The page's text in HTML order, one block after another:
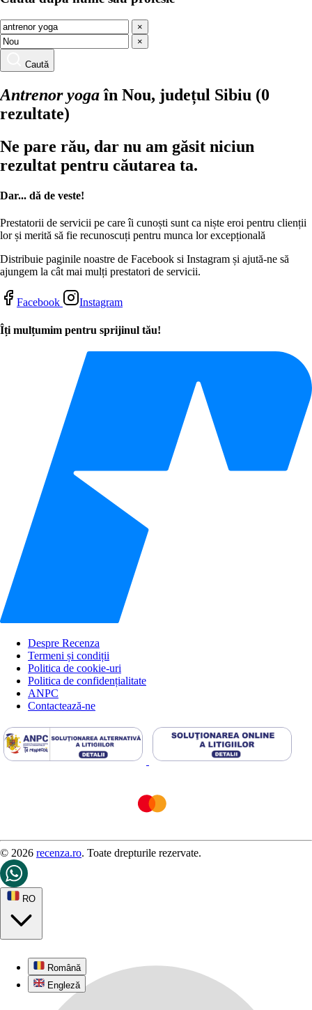
×
×
Caută
Antrenor yogaîn Nou, județul Sibiu (0
rezultate)
Ne pare rău, dar nu am găsit niciun
rezultat pentru căutarea ta.
Dar... dă de veste!
Prestatorii de servicii pe care îi cunoști sunt ca niște eroi pentru clienții
lor și merită să fie recunoscuți pentru munca lor excepțională
Distribuie paginile noastre de Facebook si Instagram și ajută-ne să
ajungem la cât mai mulți prestatori de servicii.
Facebook Instagram
Îți mulțumim pentru sprijinul tău!
Despre Recenza
Termeni și condiții
Politica de cookie-uri
Politica de confidențialitate
ANPC
Contactează-ne
© 2026 recenza.ro. Toate drepturile rezervate.
RO
Română
Engleză